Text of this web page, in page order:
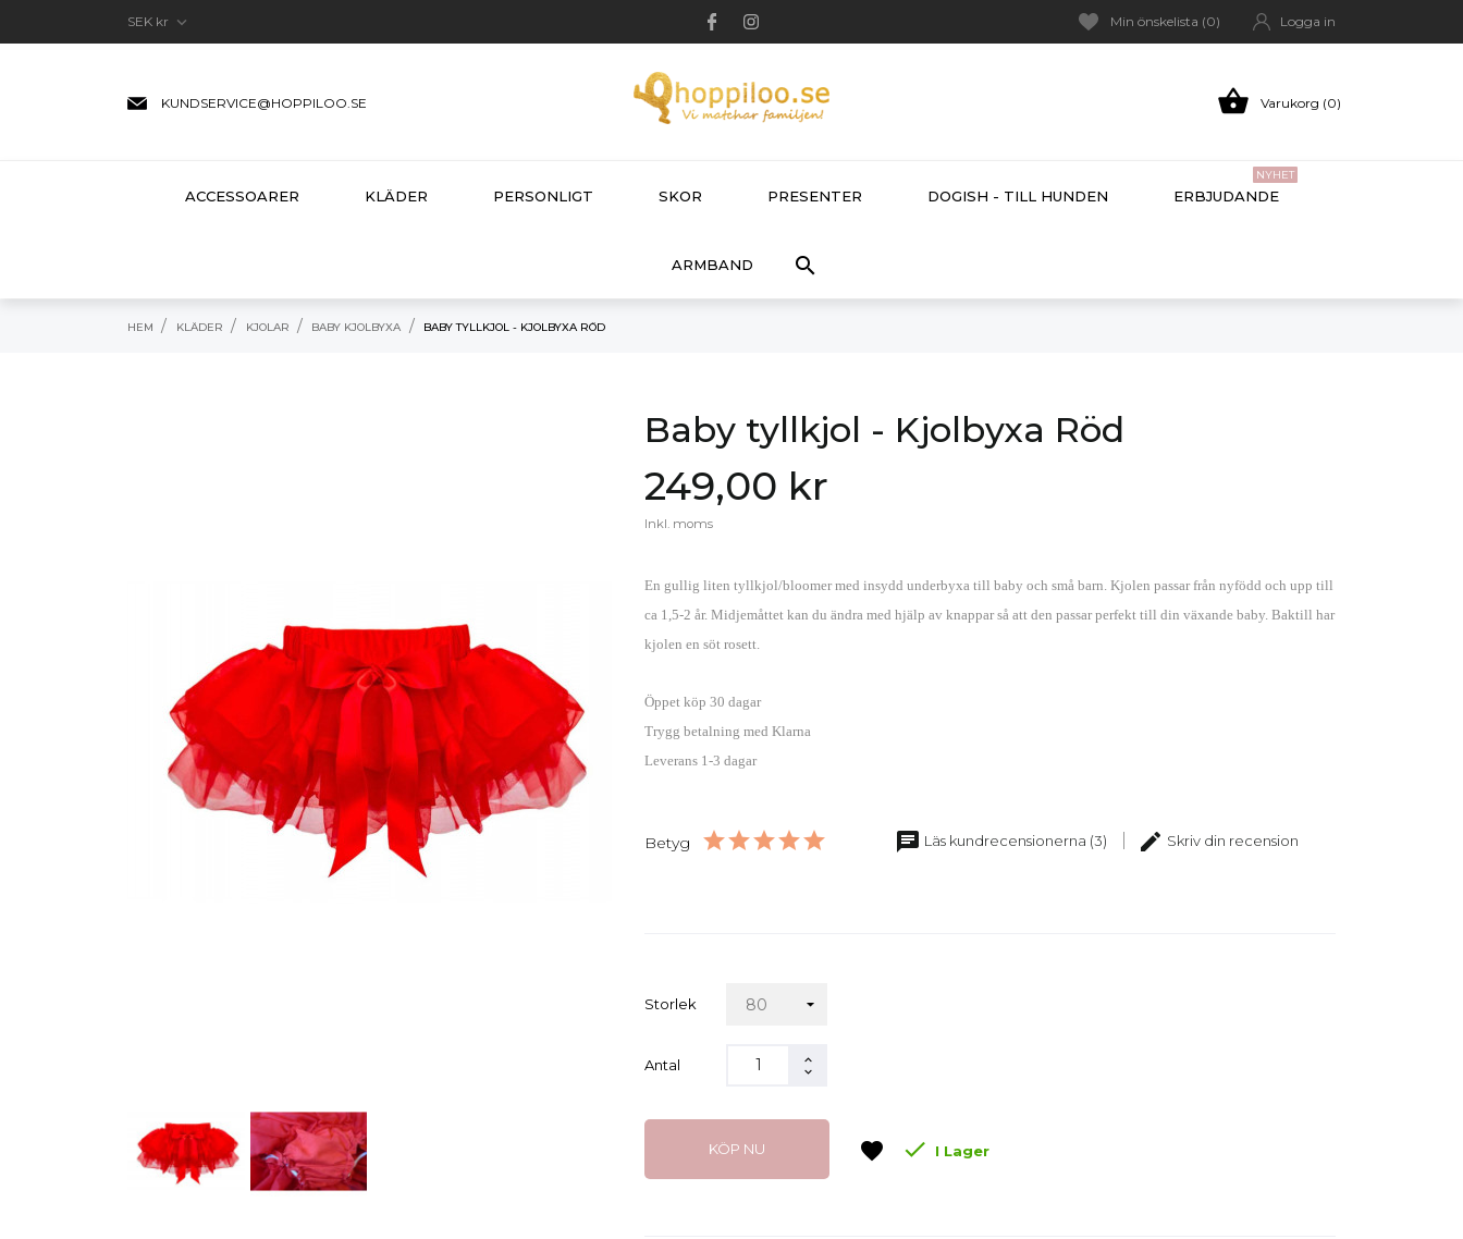
SEK kr  Min önskelista (0) Logga in
KUNDSERVICE@HOPPILOO.SE  Varukorg (0)
ACCESSOARER KLÄDER PERSONLIGT SKOR PRESENTER DOGISH - TILL HUNDEN ERBJUDANDE
NYHET
ARMBAND 
HEM KLÄDER KJOLAR BABY KJOLBYXA BABY TYLLKJOL - KJOLBYXA RÖD
Baby tyllkjol - Kjolbyxa Röd
249,00 kr
Inkl. moms
En gullig liten tyllkjol/bloomer med insydd underbyxa till baby och små barn. Kjolen passar från nyfödd och upp till
ca 1,5-2 år. Midjemåttet kan du ändra med hjälp av knappar så att den passar perfekt till din växande baby. Baktill har
kjolen en söt rosett.
Öppet köp 30 dagar
Trygg betalning med Klarna
Leverans 1-3 dagar
Betyg chat Läs kundrecensionerna (3) edit Skriv din recension
Storlek
Antal
KÖP NU favorite  I Lager